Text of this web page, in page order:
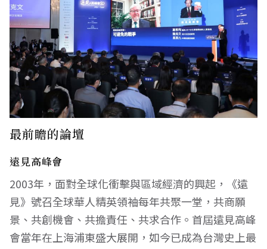
最前瞻的論壇
遠見高峰會
2003年，面對全球化衝擊與區域經濟的興起，《遠
見》號召全球華人精英領袖每年共聚一堂，共商願
景、共創機會、共擔責任、共求合作。首屆遠見高峰
會當年在上海浦東盛大展開，如今已成為台灣史上最